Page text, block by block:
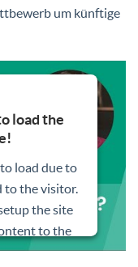
um künftige
load the
load due to
to the visitor.
the site
to the